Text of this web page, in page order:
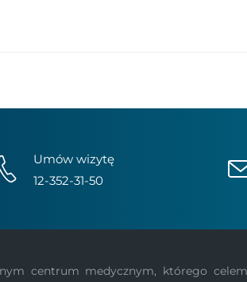
Umów wizytę
12-352-31-50
centrum medycznym, którego